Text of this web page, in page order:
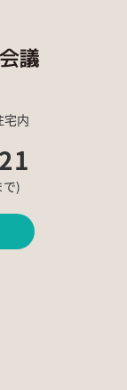
宅内
)